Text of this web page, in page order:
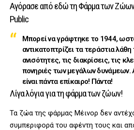
Αγόρασε από εδώ τη Φάρμα των Ζώων
Public
Μπορεί να γράφτηκε το 1944,
αντικατοπτρίζει τα τεράστια λάθη
ανισότητες, τις διακρίσεις, τις
πονηριές των μεγάλων δυνάμεων.
είναι πάντα επίκαιρο! Πάντα!
Λίγα λόγια για τη φάρμα των ζώων!
Τα ζώα της φάρμας Μέινορ δεν
συμπεριφορά του αφέντη τους και